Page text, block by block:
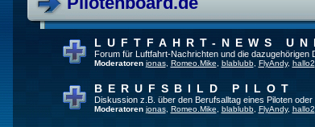
LUFTFAHRT-NEWS
Forum für Luftfahrt-Nachrichten und die dazugehörigen
Moderatoren jonas, Romeo.Mike blablubb, FlyAndy, hallo2
BERUFSBILD PILOT
Diskussion z.B. über den Berufsalltag eines Piloten
Moderatoren jonas, Romeo.Mike blablubb, FlyAndy, hallo2